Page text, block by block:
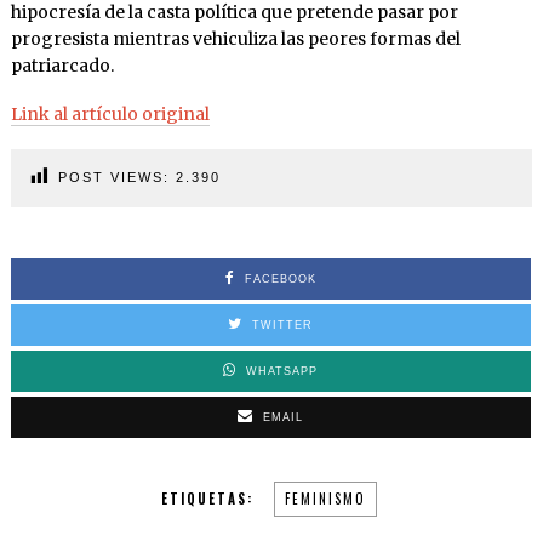
hipocresía de la casta política que pretende pasar por
progresista mientras vehiculiza las peores formas del
patriarcado.
Link al artículo original
POST VIEWS: 2.390
FACEBOOK
TWITTER
WHATSAPP
EMAIL
ETIQUETAS: FEMINISMO